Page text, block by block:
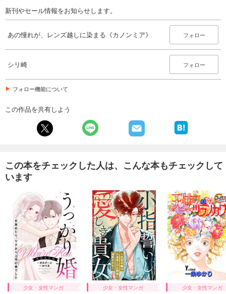
新刊やセール情報をお知らせします。
あの憧れが、レンズ越しに染まる《カノンミア》 フォロー
シリ崎 フォロー
フォロー機能について
この作品を共有しよう
この本をチェックした人は、こんな本もチェックして
います
少女・女性マンガ 少女・女性マンガ 少女・女性マンガ